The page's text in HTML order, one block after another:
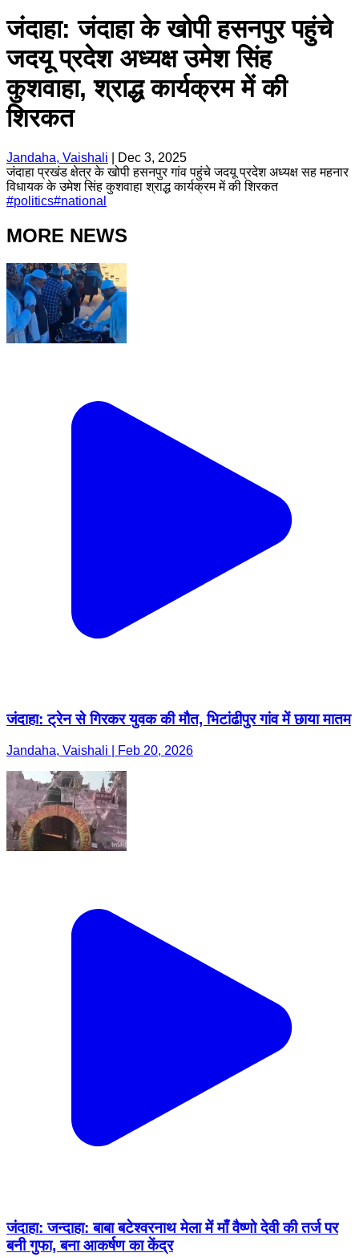
जंदाहा: जंदाहा के खोपी हसनपुर पहुंचे
जदयू प्रदेश अध्यक्ष उमेश सिंह
कुशवाहा, श्राद्ध कार्यक्रम में की
शिरकत
Jandaha, Vaishali
Dec 3, 2025
जंदाहा प्रखंड क्षेत्र के खोपी हसनपुर गांव पहुंचे जदयू प्रदेश अध्यक्ष सह महनार
विधायक के उमेश सिंह कुशवाहा श्राद्ध कार्यक्रम में की शिरकत
#politics#national
MORE NEWS
जंदाहा: ट्रेन से गिरकर युवक की मौत, भिटांढीपुर गांव में छाया मातम
Jandaha, Vaishali | Feb 20, 2026
जंदाहा: जन्दाहा: बाबा बटेश्वरनाथ मेला में माँ वैष्णो देवी की तर्ज पर
बनी गुफा, बना आकर्षण का केंद्र